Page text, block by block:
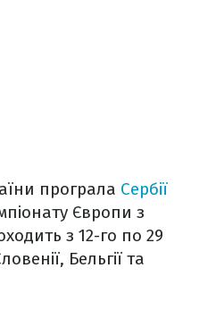
програла Сербії
Європи з
з 12-го по 29
Бельгії та